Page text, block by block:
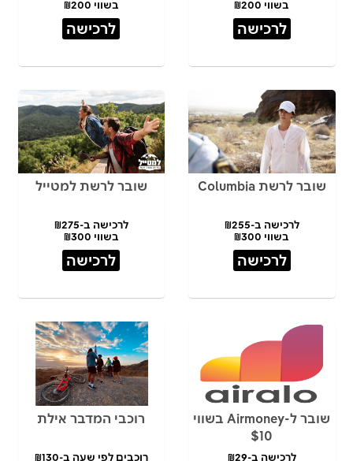
בשווי ₪200
לרכישה
בשווי ₪200
לרכישה
שובר לרשת Columbia
לרכישה ב-₪255
בשווי ₪300
לרכישה
שובר לרשת למטייל
לרכישה ב-₪275
בשווי ₪300
לרכישה
שובר ל-Airmoney בשווי
$10
לרכישה ב-₪29
רוכבי המדבר אילת
רוכבים לפי שעה ב-₪130